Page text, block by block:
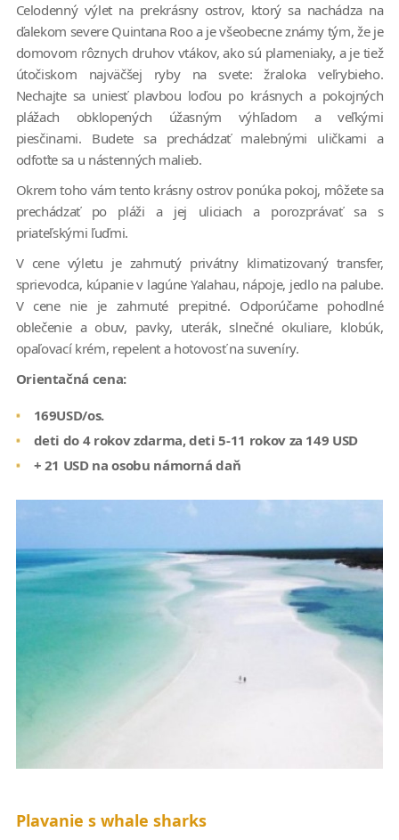
Celodenný výlet na prekrásny ostrov, ktorý sa nachádza na
ďalekom severe Quintana Roo a je všeobecne známy tým, že je
domovom rôznych druhov vtákov, ako sú plameniaky, a je tiež
útočiskom najväčšej ryby na svete: žraloka veľrybieho.
Nechajte sa uniesť plavbou loďou po krásnych a pokojných
plážach obklopených úžasným výhľadom a veľkými
piesčinami. Budete sa prechádzať malebnými uličkami a
odfoťte sa u nástenných malieb.
Okrem toho vám tento krásny ostrov ponúka pokoj, môžete sa
prechádzať po pláži a jej uliciach a porozprávať sa s
priateľskými ľuďmi.
V cene výletu je zahrnutý privátny klimatizovaný transfer,
sprievodca, kúpanie v lagúne Yalahau, nápoje, jedlo na palube.
V cene nie je zahrnuté prepitné. Odporúčame pohodlné
oblečenie a obuv, pavky, uterák, slnečné okuliare, klobúk,
opaľovací krém, repelent a hotovosť na suveníry.
Orientačná cena:
169USD/os.
deti do 4 rokov zdarma, deti 5-11 rokov za 149 USD
+ 21 USD na osobu námorná daň
Plavanie s whale sharks